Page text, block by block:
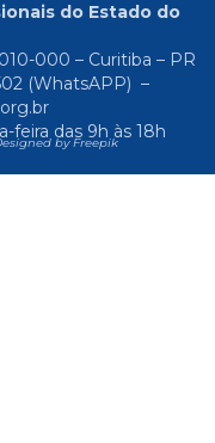
do Estado do
000 – Curitiba – PR
(WhatsAPP) –
das 9h às 18h
by Freepik